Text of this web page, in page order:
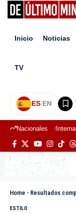
Inicio Noticias
TV
ES|EN
Nacionales
Home - Resultados
ESTILO